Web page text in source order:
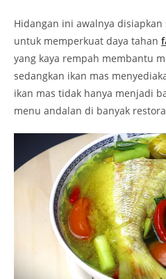
Hidangan ini awalnya
untuk memperkuat daya tahan
yang kaya rempah membantu
sedangkan ikan mas
ikan mas tidak hanya menjadi
menu andalan di banyak